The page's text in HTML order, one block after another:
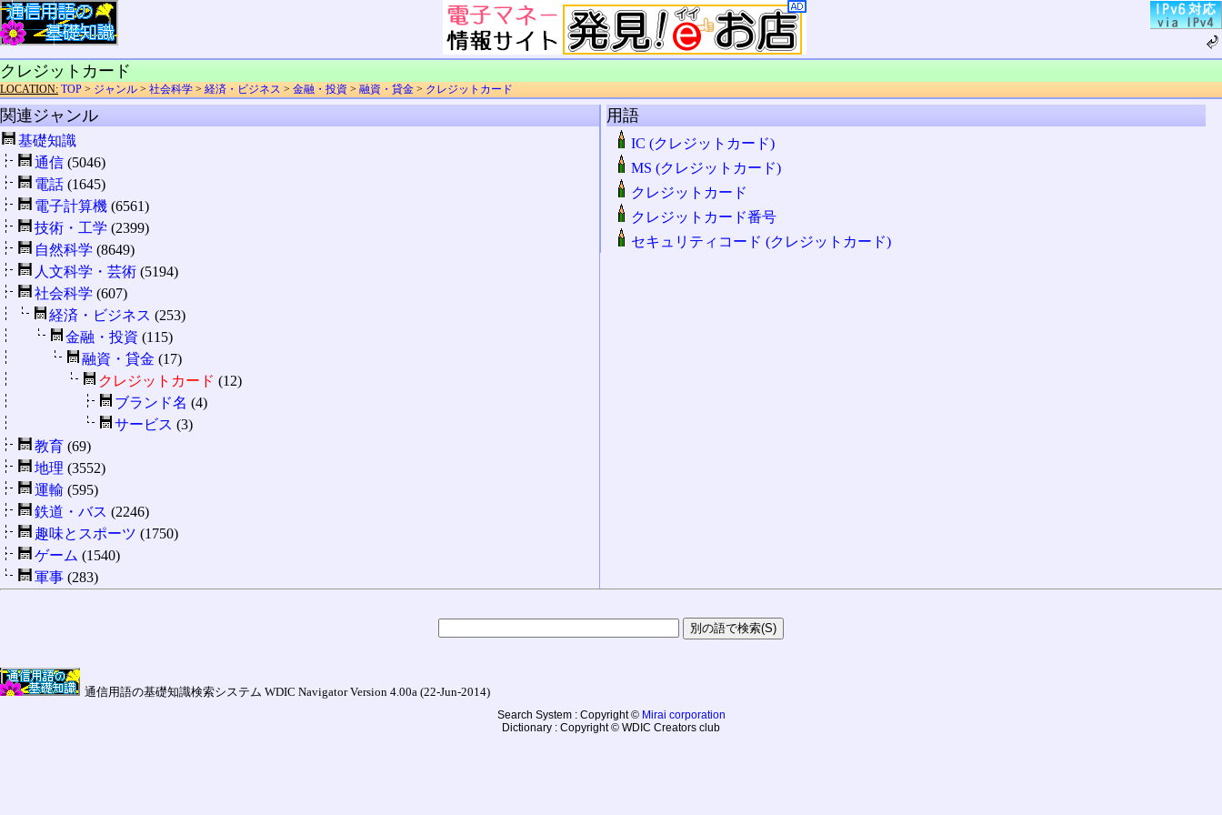
クレジットカード
LOCATION: TOP > ジャンル > 社会科学 > 経済・ビジネス > 金融・投資 > 融資・貸金 > クレジットカード
関連ジャンル
基礎知識
通信 (5046)
電話 (1645)
電子計算機 (6561)
技術・工学 (2399)
自然科学 (8649)
人文科学・芸術 (5194)
社会科学 (607)
経済・ビジネス (253)
金融・投資 (115)
融資・貸金 (17)
クレジットカード (12)
ブランド名 (4)
サービス (3)
教育 (69)
地理 (3552)
運輸 (595)
鉄道・バス (2246)
趣味とスポーツ (1750)
ゲーム (1540)
軍事 (283)
用語
IC (クレジットカード)
MS (クレジットカード)
クレジットカード
クレジットカード番号
セキュリティコード (クレジットカード)
通信用語の基礎知識検索システム WDIC Navigator Version 4.00a (22-Jun-2014)
Search System : Copyright © Mirai corporation
Dictionary : Copyright © WDIC Creators club